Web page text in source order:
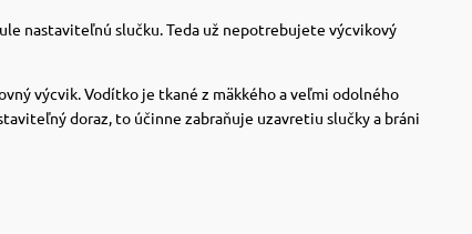
nastaviteľnú slučku. Teda už nepotrebujete výcvikový
výcvik. Vodítko je tkané z mäkkého a veľmi odolného
doraz, to účinne zabraňuje uzavretiu slučky a bráni